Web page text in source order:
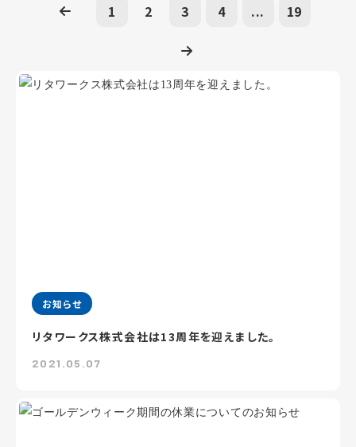
1 2 3 4 ... 19
お知らせ
リタワークス株式会社は13周年を迎えました。
2021.05.07